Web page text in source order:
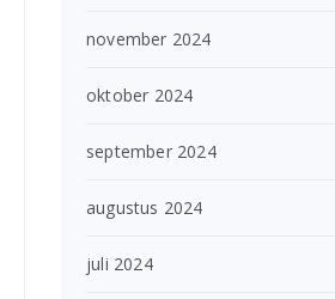
november 2024
oktober 2024
september 2024
augustus 2024
juli 2024